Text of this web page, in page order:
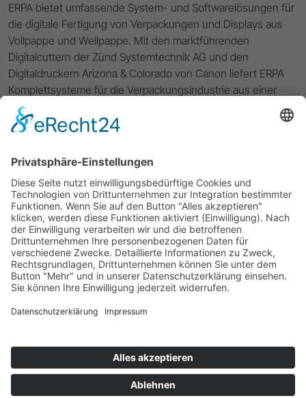
ERPA bietet umfassende System- und Softwarelösungen für
die digitale Fertigung von Verpackungen und Displays aus
Vollpappe und Wellpappe. Mit den marktführenden
Digitalcuttern der Zünd Systemtechnik AG und den
Digitaldruckern Arizona & Colorado von Canon liefert ERPA
Komplettsysteme für die Verpackungsindustrie aus einer
Hand. Die hauseigene 3D CAD CAM Software VPack®
komplettiert den Workflow von der Entwicklung und dem
Kleinserienproduktion Ihrer Verpackungslösung. Mit
exzellentem Service und 40 Jahren Erfahrung unterstützt
Sie ERPA bei allen Fragen rund um Ihren Workflow.
Impressum Datenschutzerklärung
ERPA Systeme GmbH
Software- und Systemlösungen für die Verpackungsindustrie
Willi-Eichler-Str. 24